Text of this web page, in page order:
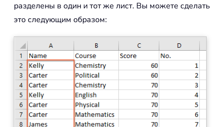
разделены в один и тот же лист. Вы можете сделать
это следующим образом: